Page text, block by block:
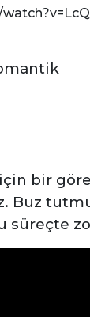
için bir
Buz
süreçte